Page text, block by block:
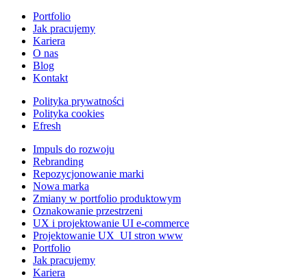
Portfolio
Jak pracujemy
Kariera
O nas
Blog
Kontakt
Polityka prywatności
Polityka cookies
Efresh
Impuls do rozwoju
Rebranding
Repozycjonowanie marki
Nowa marka
Zmiany w portfolio produktowym
Oznakowanie przestrzeni
UX i projektowanie UI e-commerce
Projektowanie UX_UI stron www
Portfolio
Jak pracujemy
Kariera